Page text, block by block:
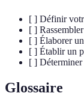
[ ] Définir
[ ]
[ ] Élaborer
[ ] Établir un
[ ]
Glossaire